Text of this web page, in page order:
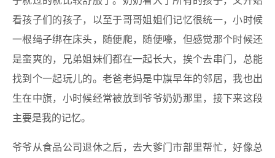
看孩子们的孩子，以至于哥哥姐姐们记忆很统一，小时候
一根绳子绑在床头，随便爬，随便嚎，但感觉那个时候还
是蛮爽的，兄弟姐妹们都在一起长大，挨个去串门，总能
找到个一起玩儿的。老爸老妈是中旗早年的邻居，我也出
生在中旗，小时候经常被放到爷爷奶奶那里，接下来这段
主要是我的记忆。
爷爷从食品公司退休之后，去大爹门市部里帮忙，好像总